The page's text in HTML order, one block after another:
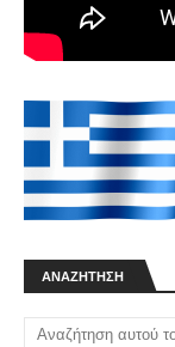
ΑΝΑΖΉΤΗΣΗ